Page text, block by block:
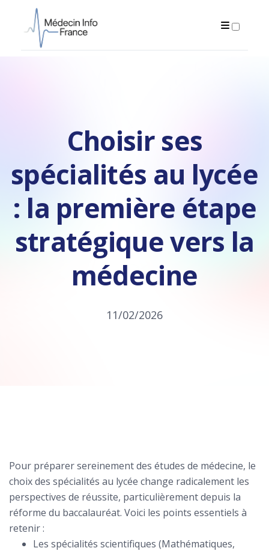
Choisir ses
spécialités au lycée
: la première étape
stratégique vers la
médecine
11/02/2026
Pour préparer sereinement des études de médecine, le
choix des spécialités au lycée change radicalement les
perspectives de réussite, particulièrement depuis la
réforme du baccalauréat. Voici les points essentiels à
retenir :
Les spécialités scientifiques (Mathématiques,